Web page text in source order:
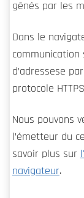
gênés par les
Dans le
communication
d’adressese par
protocole
Nous pouvons
l’émetteur du
savoir plus sur
navigateur.